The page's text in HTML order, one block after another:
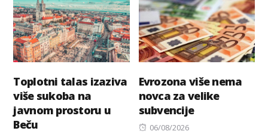
Toplotni talas izaziva
više sukoba na
javnom prostoru u
Beču
Evrozona više nema
novca za velike
subvencije
Posted
06/08/2026